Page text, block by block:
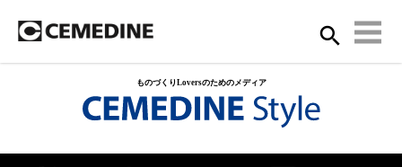
ものづくりLoversのためのメディア